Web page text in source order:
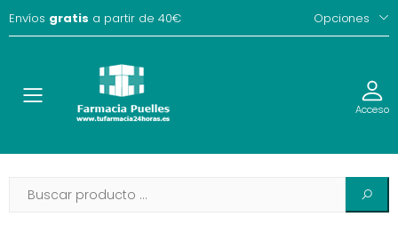
Envíos gratis a partir de 40€ Opciones
Toggle Acceso